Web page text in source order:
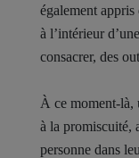
également appris
à l’intérieur
consacrer, des
À ce moment-là,
à la promiscuité,
personne dans